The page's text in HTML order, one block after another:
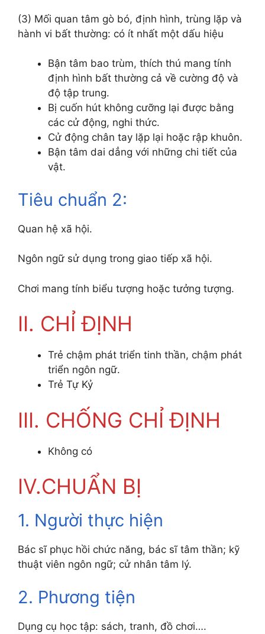
(3) Mối quan tâm gò bó, định hình, trùng lặp và
hành vi bất thường: có ít nhất một dấu hiệu
Bận tâm bao trùm, thích thú mang tính
định hình bất thường cả về cường độ và
độ tập trung.
Bị cuốn hút không cưỡng lại được bằng
các cử động, nghi thức.
Cử động chân tay lặp lại hoặc rập khuôn.
Bận tâm dai dẳng với những chi tiết của
vật.
Tiêu chuẩn 2:
Quan hệ xã hội.
Ngôn ngữ sử dụng trong giao tiếp xã hội.
Chơi mang tính biểu tượng hoặc tưởng tượng.
II. CHỈ ĐỊNH
Trẻ chậm phát triển tinh thần, chậm phát
triển ngôn ngữ.
Trẻ Tự Kỷ
III. CHỐNG CHỈ ĐỊNH
Không có
IV.CHUẨN BỊ
1. Người thực hiện
Bác sĩ phục hồi chức năng, bác sĩ tâm thần; kỹ
thuật viên ngôn ngữ; cử nhân tâm lý.
2. Phương tiện
Dụng cụ học tập: sách, tranh, đồ chơi….